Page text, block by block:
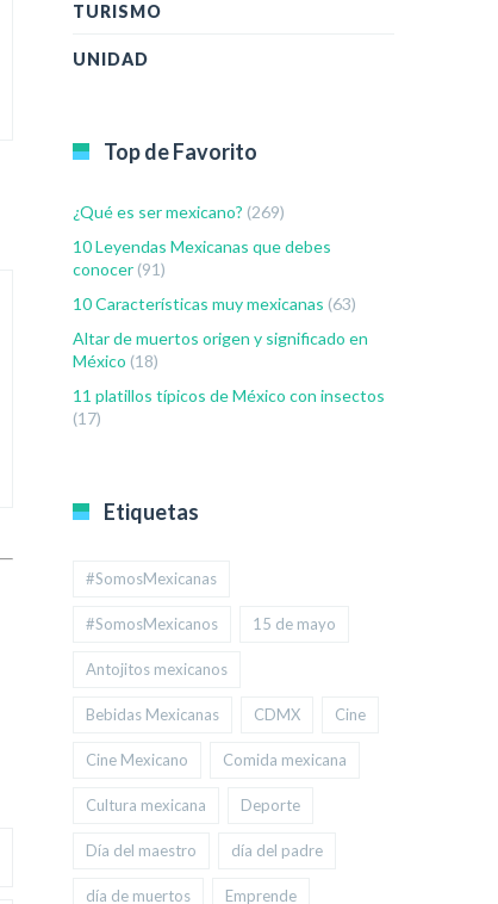
TURISMO
UNIDAD
Top de Favorito
¿Qué es ser mexicano? (269)
10 Leyendas Mexicanas que debes
conocer (91)
10 Características muy mexicanas (63)
Altar de muertos origen y significado en
México (18)
11 platillos típicos de México con insectos
(17)
Etiquetas
#SomosMexicanas
#SomosMexicanos 15 de mayo
Antojitos mexicanos
Bebidas Mexicanas CDMX Cine
Cine Mexicano Comida mexicana
Cultura mexicana Deporte
Día del maestro día del padre
día de muertos Emprende